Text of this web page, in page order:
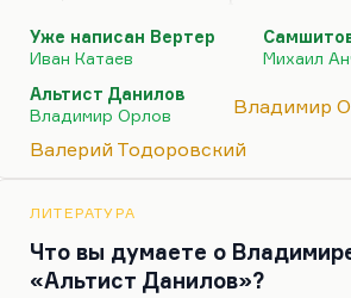
текста: первый – «Самшитовый
написан Вертер» Катаева (в
правда, не прямо), а третий –
который принес
как бы легитимизировал в
Тогда принято было говорить,
Уже написан Вертер
Иван Катаев
Михаил
Альтист Данилов
Владимир Орлов
Владимир
Валерий Тодоровский
ЛИТЕРАТУРА
Что вы думаете о
«Альтист Данилов»?